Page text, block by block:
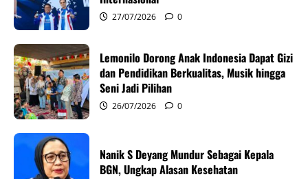
a
t
i
o
n
27/07/2026 0
Lemonilo Dorong Anak Indonesia Dapat Gizi
dan Pendidikan Berkualitas, Musik hingga
Seni Jadi Pilihan
26/07/2026 0
Nanik S Deyang Mundur Sebagai Kepala
BGN, Ungkap Alasan Kesehatan